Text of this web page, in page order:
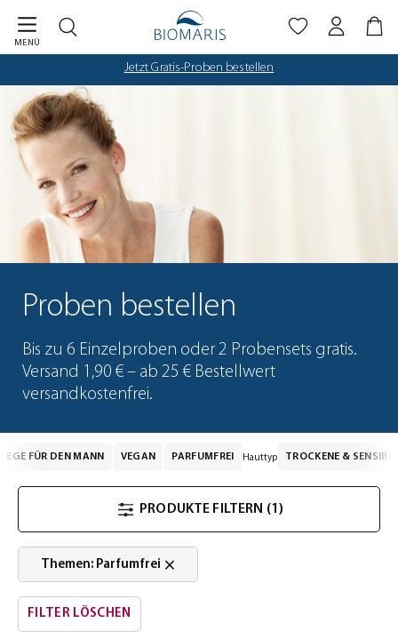
Zum Hauptinhalt springen
Biomaris Cookie-Einstellungen geöffnet
MENÜ
Jetzt Gratis-Proben bestellen
Proben bestellen
Bis zu 6 Einzelproben oder 2 Probensets gratis.
Versand 1,90 € – ab 25 € Bestellwert
versandkostenfrei.
FÜR DEN MANN VEGAN PARFUMFREI Hauttyp TROCKENE &
PRODUKTE FILTERN (1)
Themen: Parfumfrei ×
FILTER LÖSCHEN